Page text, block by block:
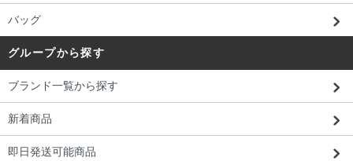
バッグ
グループから探す
ブランド一覧から探す
新着商品
即日発送可能商品